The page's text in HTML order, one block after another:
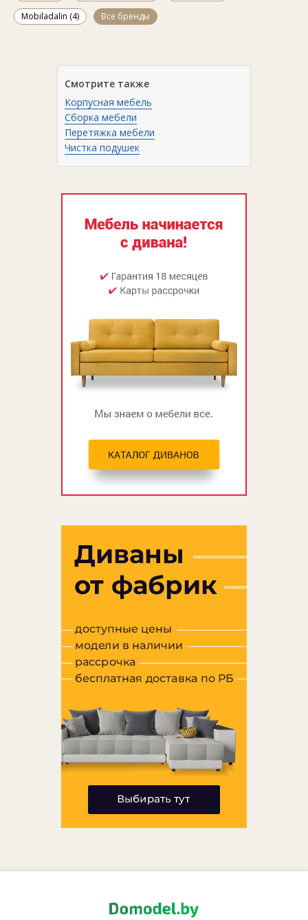
Mobiladalin (4)
Все бренды
Смотрите также
Корпусная мебель
Сборка мебели
Перетяжка мебели
Чистка подушек